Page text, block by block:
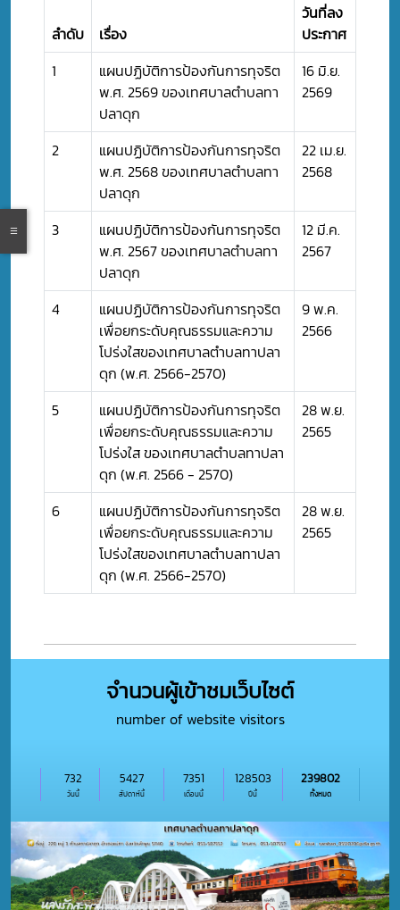
ลำดับ เรื่อง
วันที่ลง
ประกาศ
1
แผนปฏิบัติการป้องกันการทุจริต
พ.ศ. 2569 ของเทศบาลตำบลทา
ปลาดุก
16 มิ.ย.
2569
2
แผนปฏิบัติการป้องกันการทุจริต
พ.ศ. 2568 ของเทศบาลตำบลทา
ปลาดุก
22 เม.ย.
2568
3
แผนปฏิบัติการป้องกันการทุจริต
พ.ศ. 2567 ของเทศบาลตำบลทา
ปลาดุก
12 มี.ค.
2567
4
แผนปฏิบัติการป้องกันการทุจริต
เพื่อยกระดับคุณธรรมและความ
โปร่งใสของเทศบาลตำบลทาปลา
ดุก (พ.ศ. 2566-2570)
9 พ.ค.
2566
5
แผนปฏิบัติการป้องกันการทุจริต
เพื่อยกระดับคุณธรรมและความ
โปร่งใส ของเทศบาลตำบลทาปลา
ดุก (พ.ศ. 2566 - 2570)
28 พ.ย.
2565
6
แผนปฏิบัติการป้องกันการทุจริต
เพื่อยกระดับคุณธรรมและความ
โปร่งใสของเทศบาลตำบลทาปลา
ดุก (พ.ศ. 2566-2570)
28 พ.ย.
2565
จำนวนผู้เข้าชมเว็บไซต์
number of website visitors
วันนี้
732
สัปดาห์นี้
5427
เดือนนี้
7351
ปีนี้
128503
ทั้งหมด
239802